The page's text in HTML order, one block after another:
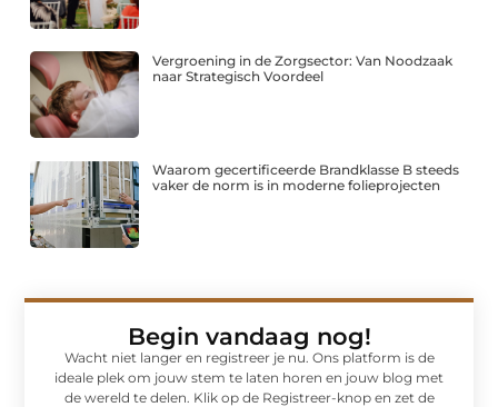
Vergroening in de Zorgsector: Van Noodzaak
naar Strategisch Voordeel
Waarom gecertificeerde Brandklasse B steeds
vaker de norm is in moderne folieprojecten
Begin vandaag nog!
Wacht niet langer en registreer je nu. Ons platform is de
ideale plek om jouw stem te laten horen en jouw blog met
de wereld te delen. Klik op de Registreer-knop en zet de